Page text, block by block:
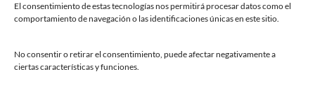
El consentimiento de estas tecnologías nos permitirá procesar datos como el
comportamiento de navegación o las identificaciones únicas en este sitio.
No consentir o retirar el consentimiento, puede afectar negativamente a
ciertas características y funciones.
Chatbot Siero
SEDES ELECTRÓNICAS
Sede del Ayuntamiento de Siero